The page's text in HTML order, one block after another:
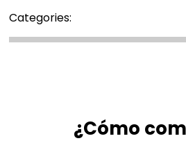
Categories:
¿Cómo